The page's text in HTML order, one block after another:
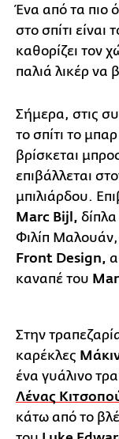
Ένα από τα πιο
στο σπίτι
καθορίζει τον
παλιά λικέρ να
Σήμερα, στις
το σπίτι το
βρίσκεται
επιβάλλεται
μπιλιάρδου.
Marc Bijl,
Φιλίπ
Front Design,
καναπέ του
Στην
καρέκλες
ένα γυάλινο
Λένας
κάτω από το